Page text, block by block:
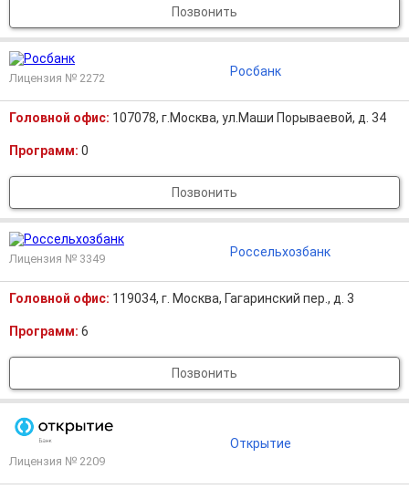
Позвонить
Лицензия № 2272 Росбанк
Головной офис: 107078, г.Москва, ул.Маши Порываевой, д. 34
Программ: 0
Позвонить
Лицензия № 3349 Россельхозбанк
Головной офис: 119034, г. Москва, Гагаринский пер., д. 3
Программ: 6
Позвонить
Лицензия № 2209
Открытие